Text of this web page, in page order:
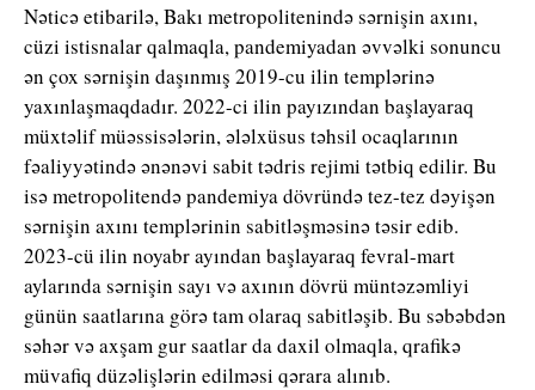
Nəticə etibarilə, Bakı metropolitenində sərnişin axını,
cüzi istisnalar qalmaqla, pandemiyadan əvvəlki sonuncu
ən çox sərnişin daşınmış 2019-cu ilin templərinə
yaxınlaşmaqdadır. 2022-ci ilin payızından başlayaraq
müxtəlif müəssisələrin, ələlxüsus təhsil ocaqlarının
fəaliyyətində ənənəvi sabit tədris rejimi tətbiq edilir. Bu
isə metropolitendə pandemiya dövründə tez-tez dəyişən
sərnişin axını templərinin sabitləşməsinə təsir edib.
2023-cü ilin noyabr ayından başlayaraq fevral-mart
aylarında sərnişin sayı və axının dövrü müntəzəmliyi
günün saatlarına görə tam olaraq sabitləşib. Bu səbəbdən
səhər və axşam gur saatlar da daxil olmaqla, qrafikə
müvafiq düzəlişlərin edilməsi qərara alınıb.